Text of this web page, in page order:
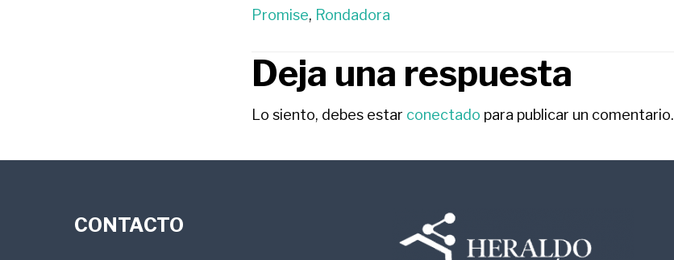
Promise, Rondadora
INTERACCIONES
CON
LOS
LECTORES
Deja una respuesta
Lo siento, debes estar conectado para publicar un comentario.
CONTACTO